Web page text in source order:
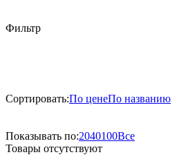
Фильтр
Сортировать:По ценеПо названию
Показывать по:2040100Все
Товары отсутствуют